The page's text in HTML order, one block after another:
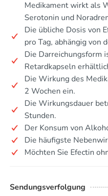
Medikament wirkt als
Serotonin und
Die übliche Dosis von
pro Tag, abhängig von
Die Darreichungsform
Retardkapseln
Die Wirkung des
2 Wochen ein.
Die Wirkungsdauer
Stunden.
Der Konsum von
Die häufigste
Möchten Sie Efectin
Sendungsverfolgung